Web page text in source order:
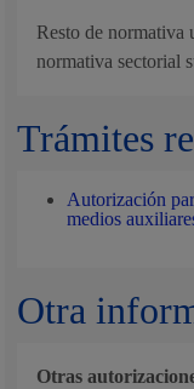
Resto de
normativa sectorial
Trámites
Autorización
medios
Otra
Otras